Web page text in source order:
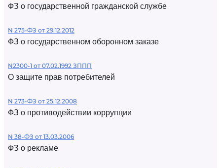
ФЗ о государственной гражданской службе
N 275-ФЗ от 29.12.2012
ФЗ о государственном оборонном заказе
N2300-1 от 07.02.1992 ЗППП
О защите прав потребителей
N 273-ФЗ от 25.12.2008
ФЗ о противодействии коррупции
N 38-ФЗ от 13.03.2006
ФЗ о рекламе